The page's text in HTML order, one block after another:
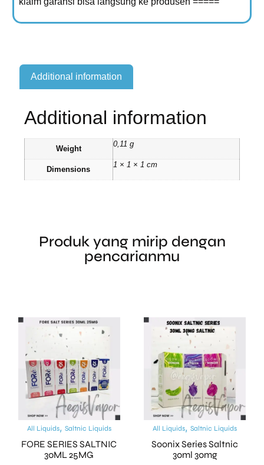
Additional information
Additional information
Weight
0,11 g
Dimensions
1 × 1 × 1 cm
Produk yang mirip dengan
pencarianmu
All Liquids, Saltnic Liquids
FORE SERIES SALTNIC
30ML 25MG
All Liquids,Saltnic Liquids
Soonix Series Saltnic
30ml 30mg